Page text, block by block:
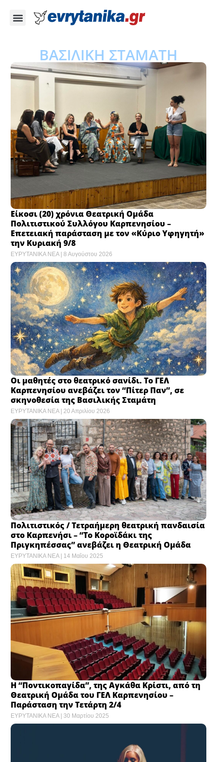
ΒΑΣΙΛΙΚΗ ΣΤΑΜΑΤΗ
Eίκοσι (20) χρόνια Θεατρική Ομάδα
Πολιτιστικού Συλλόγου Καρπενησίου –
Επετειακή παράσταση με τον «Κύριο Υφηγητή»
την Κυριακή 9/8
ΕΥΡΥΤΑΝΙΚΑ ΝΕΑ 8 Αυγούστου 2026
Οι μαθητές στο θεατρικό σανίδι. Το ΓΕΛ
Καρπενησίου ανεβάζει τον “Πίτερ Παν”, σε
σκηνοθεσία της Βασιλικής Σταμάτη
ΕΥΡΥΤΑΝΙΚΑ ΝΕΑ 20 Απριλίου 2026
Πολιτιστικός / Τετραήμερη θεατρική πανδαισία
στο Καρπενήσι – “Το Κοροϊδάκι της
Πριγκηπέσσας” ανεβάζει η Θεατρική Ομάδα
ΕΥΡΥΤΑΝΙΚΑ ΝΕΑ 14 Μαΐου 2025
Η “Ποντικοπαγίδα”, της Αγκάθα Κρίστι, από τη
Θεατρική Ομάδα του ΓΕΛ Καρπενησίου –
Παράσταση την Τετάρτη 2/4
ΕΥΡΥΤΑΝΙΚΑ ΝΕΑ 30 Μαρτίου 2025